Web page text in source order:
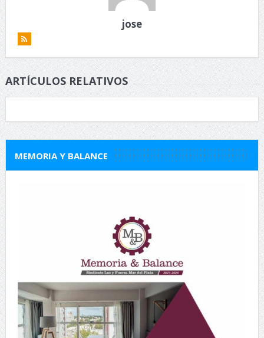
jose
ARTÍCULOS RELATIVOS
MEMORIA Y BALANCE